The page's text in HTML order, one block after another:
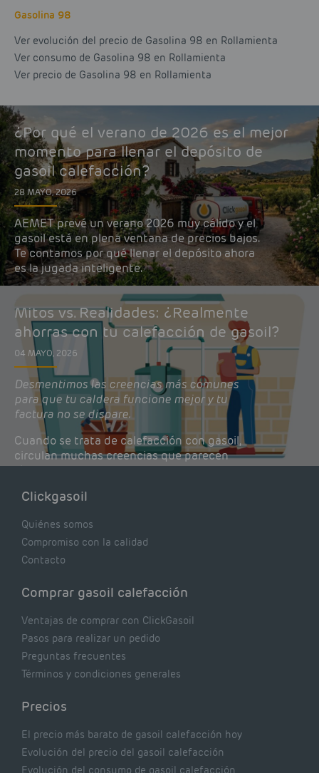
Gasolina 98
Ver evolución del precio de Gasolina 98 en Rollamienta
Ver consumo de Gasolina 98 en Rollamienta
Ver precio de Gasolina 98 en Rollamienta
¿Por qué el verano de 2026 es el mejor
momento para llenar el depósito de
gasoil calefacción?
28 MAYO, 2026
AEMET prevé un verano 2026 muy cálido y el
gasoil está en plena ventana de precios bajos.
Te contamos por qué llenar el depósito ahora
es la jugada inteligente.
Mitos vs. Realidades: ¿Realmente
ahorras con tu calefacción de gasoil?
04 MAYO, 2026
Desmentimos las creencias más comunes
para que tu caldera funcione mejor y tu
factura no se dispare.
Cuando se trata de calefacción con gasoil,
circulan muchas creencias que parecen
lógicas pero que, en realidad, pueden estar
de tu caldera. Pocas se contrastan con lo que
Clickgasoil
Quiénes somos
Compromiso con la calidad
Contacto
Comprar gasoil calefacción
Ventajas de comprar con ClickGasoil
Pasos para realizar un pedido
Preguntas frecuentes
Términos y condiciones generales
Precios
El precio más barato de gasoil calefacción hoy
Evolución del precio del gasoil calefacción
Evolución del consumo de gasoil calefacción